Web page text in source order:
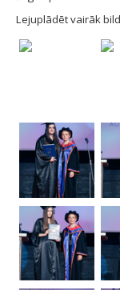
Lejuplādēt vairāk